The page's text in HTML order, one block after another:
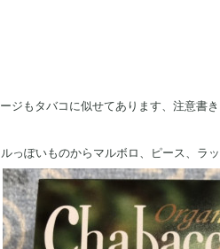
ジもタバコに似せてあります、注意書
っぽいものからマルボロ、ピース、ラ